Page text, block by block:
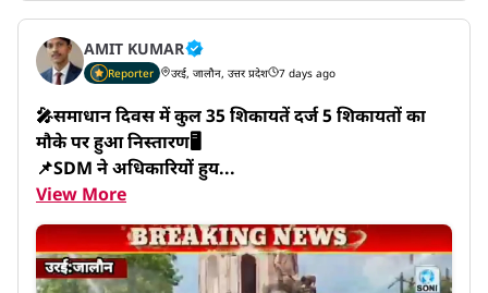
AMIT KUMAR
Reporter उरई, जालौन, उत्तर प्रदेश 7 days ago
🎤समाधान दिवस में कुल 35 शिकायतें दर्ज 5 शिकायतों का
मौके पर हुआ निस्तारण🖥️
📌SDM ने अधिकारियों हुय...
View More